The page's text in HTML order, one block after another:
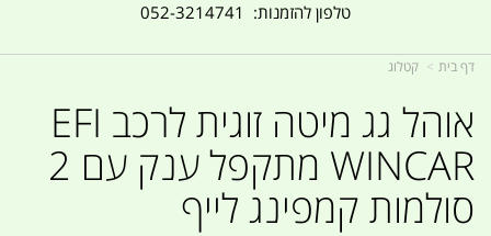
טלפון להזמנות: 052-3214741
דף בית קטלוג
אוהל גג מיטה זוגית לרכב EFI
WINCAR מתקפל ענק עם 2
סולמות קמפינג לייף